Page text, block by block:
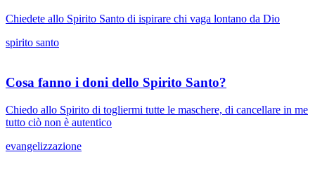
Chiedete allo Spirito Santo di ispirare chi vaga lontano da Dio
spirito santo
Cosa fanno i doni dello Spirito Santo?
Chiedo allo Spirito di togliermi tutte le maschere, di cancellare in me
tutto ciò non è autentico
evangelizzazione